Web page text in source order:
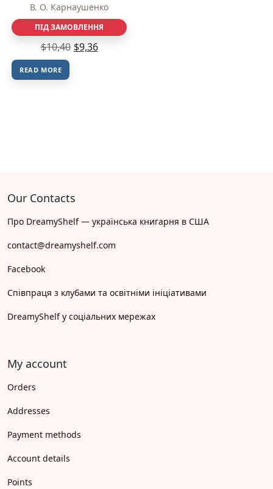
В. О. Карнаушенко
ПІД ЗАМОВЛЕННЯ
$10,40 $9,36
READ MORE
Our Contacts
Про DreamyShelf — українська книгарня в США
contact@dreamyshelf.com
Facebook
Співпраця з клубами та освітніми ініціативами
DreamyShelf у соціальних мережах
My account
Orders
Addresses
Payment methods
Account details
Points